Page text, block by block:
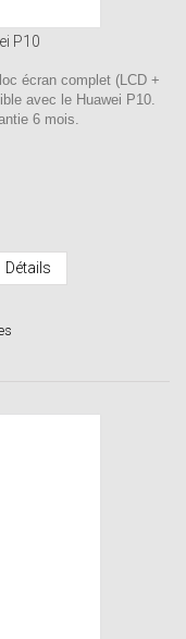
P10
écran complet (LCD +
avec le Huawei P10.
6 mois.
Détails